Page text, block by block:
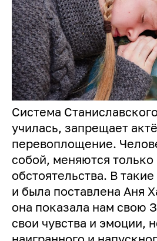
Система
училась, запрещает
перевоплощение.
собой, меняются
обстоятельства. В
и была поставлена Аня
она показала нам свою
свои чувства и эмоции,